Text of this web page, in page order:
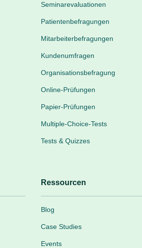
Seminarevaluationen
Patientenbefragungen
Mitarbeiterbefragungen
Kundenumfragen
Organisationsbefragung
Online-Prüfungen
Papier-Prüfungen
Multiple-Choice-Tests
Tests & Quizzes
Ressourcen
Blog
Case Studies
Events